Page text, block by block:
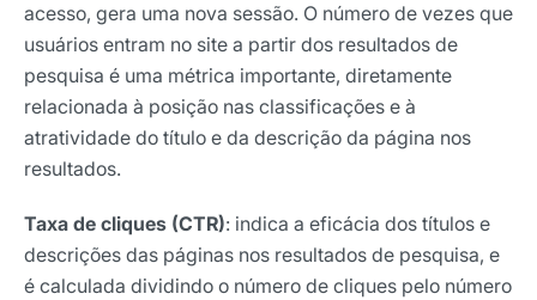
acesso, gera uma nova sessão. O número de vezes que
usuários entram no site a partir dos resultados de
pesquisa é uma métrica importante, diretamente
relacionada à posição nas classificações e à
atratividade do título e da descrição da página nos
resultados.
Taxa de cliques (CTR): indica a eficácia dos títulos e
descrições das páginas nos resultados de pesquisa, e
é calculada dividindo o número de cliques pelo número